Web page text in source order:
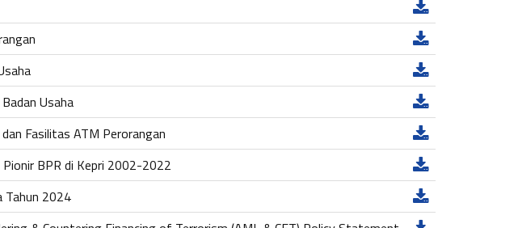
Usaha
Fasilitas ATM Perorangan
BPR di Kepri 2002-2022
Tahun 2024